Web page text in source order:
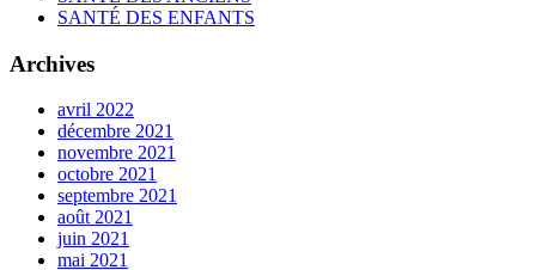
SANTÉ DES ENFANTS
Archives
avril 2022
décembre 2021
novembre 2021
octobre 2021
septembre 2021
août 2021
juin 2021
mai 2021